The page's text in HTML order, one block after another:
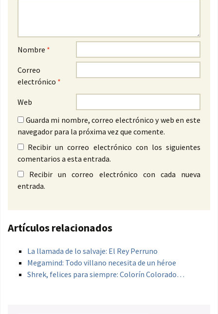
Nombre *
Correo
electrónico *
Web
Guarda mi nombre, correo electrónico y web en este
navegador para la próxima vez que comente.
Recibir un correo electrónico con los siguientes
comentarios a esta entrada.
Recibir un correo electrónico con cada nueva
entrada.
Artículos relacionados
La llamada de lo salvaje: El Rey Perruno
Megamind: Todo villano necesita de un héroe
Shrek, felices para siempre: Colorín Colorado…